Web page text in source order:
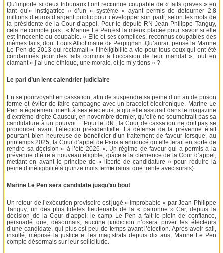
Qu’importe si deux tribunaux l’ont reconnue coupable de « faits graves » en
tant qu’« instigatrice » d’un « système » ayant permis de détourner 2,8
millions d’euros d’argent public pour développer son parti, selon les mots de
la présidente de la Cour d’appel. Pour le député RN Jean-Philippe Tanguy,
cela ne compte pas : « Marine Le Pen est la mieux placée pour savoir si elle
est innocente ou coupable. » Elle et ses complices, reconnus coupables des
mêmes faits, dont Louis Alliot maire de Perpignan. Qu’aurait pensé la Marine
Le Pen de 2013 qui réclamait « l’inéligibilité à vie pour tous ceux qui ont été
condamnés pour des faits commis à l’occasion de leur mandat », tout en
clamant « j’ai une éthique, une morale, et je m’y tiens » ?
Le pari d’un lent calendrier judiciaire
En se pourvoyant en cassation, afin de suspendre sa peine d’un an de prison
ferme et éviter de faire campagne avec un bracelet électronique, Marine Le
Pen a également menti à ses électeurs, à qui elle assurait dans le magazine
d’extrême droite Causeur, en novembre dernier, qu’elle ne soumettrait pas sa
candidature à un pourvoi… Pour le RN , la Cour de cassation ne doit pas se
prononcer avant l’élection présidentielle. La défense de la prévenue était
pourtant bien heureuse de bénéficier d’un traitement de faveur lorsque, au
printemps 2025, la Cour d’appel de Paris a annoncé qu’elle ferait en sorte de
rendre sa décision « à l’été 2026 ». Un régime de faveur qui a permis à la
prévenue d’être à nouveau éligible, grâce à la clémence de la Cour d’appel,
mettant en avant le principe de « liberté de candidature » pour réduire la
peine d’inéligibilité à quinze mois ferme (ainsi que trente avec sursis).
Marine Le Pen sera candidate jusqu’au bout
Un retour de l’exécution provisoire est jugé « improbable » par Jean-Philippe
Tanguy, un des plus fidèles lieutenants de la « patronne » Car, depuis la
décision de la Cour d’appel, le camp Le Pen a fait le plein de confiance,
persuadé que, désormais, aucune juridiction n’osera priver les électeurs
d’une candidate, qui plus est peu de temps avant l’élection. Après avoir sali,
insulté, méprisé la justice et les magistrats depuis dix ans, Marine Le Pen
compte désormais sur leur sollicitude.